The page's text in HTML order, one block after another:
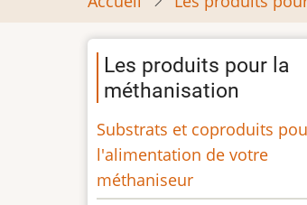
Les produits pour la
méthanisation
Substrats et coproduits
l'alimentation de votre
méthaniseur